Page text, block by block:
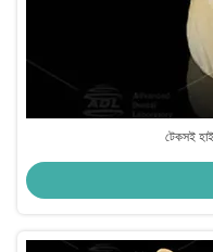
টেকসই